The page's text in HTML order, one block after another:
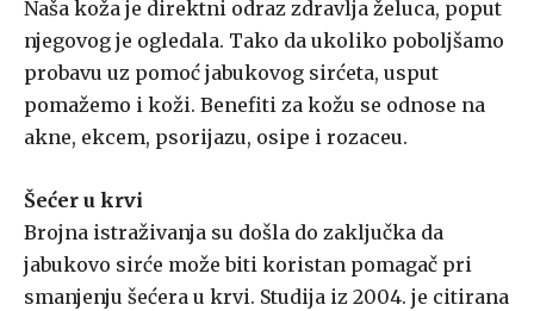
Naša koža je direktni odraz zdravlja želuca, poput
njegovog je ogledala. Tako da ukoliko poboljšamo
probavu uz pomoć jabukovog sirćeta, usput
pomažemo i koži. Benefiti za kožu se odnose na
akne, ekcem, psorijazu, osipe i rozaceu.
Šećer u krvi
Brojna istraživanja su došla do zaključka da
jabukovo sirće može biti koristan pomagač pri
smanjenju šećera u krvi. Studija iz 2004. je citirana